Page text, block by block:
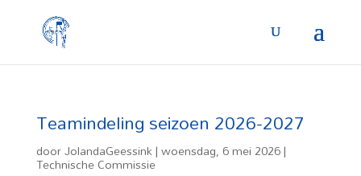
Teamindeling seizoen 2026-2027
doorJolandaGeessink|woensdag, 6 mei 2026|
Technische Commissie